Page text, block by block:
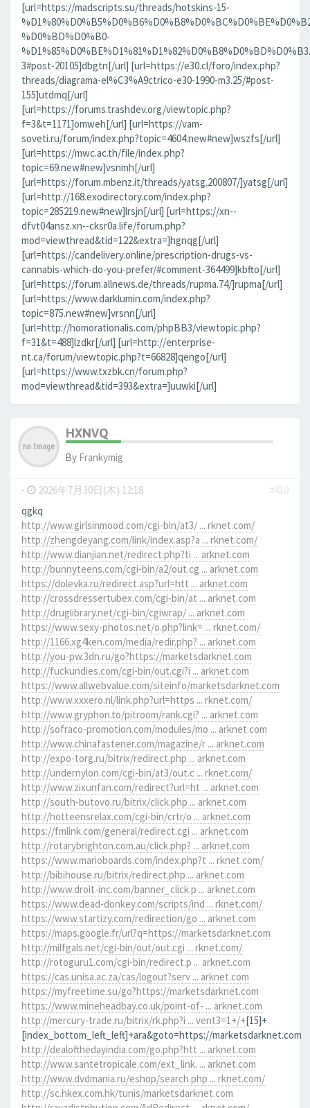
[url=https://madscripts.su/threads/hotskins-15-
%D0%BD%D0%B0-
3#post-20105]dbgtn[/url] [url=https://e30.cl/foro/index.php?
threads/diagrama-el%C3%A9ctrico-e30-1990-m3.25/#post-
155]utdmq[/url]
[url=https://forums.trashdev.org/viewtopic.php?
f=3&t=1171]omweh[/url] [url=https://vam-
soveti.ru/forum/index.php?topic=4604.new#new]wszfs[/url]
[url=https://mwc.ac.th/file/index.php?
topic=69.new#new]vsnmh[/url]
[url=https://forum.mbenz.it/threads/yatsg.200807/]yatsg[/url]
[url=http://168.exodirectory.com/index.php?
topic=285219.new#new]lrsjn[/url] [url=https://xn--
dfvt04ansz.xn--cksr0a.life/forum.php?
mod=viewthread&tid=122&extra=]hgnqg[/url]
[url=https://candelivery.online/prescription-drugs-vs-
cannabis-which-do-you-prefer/#comment-364499]kbfto[/url]
[url=https://forum.allnews.de/threads/rupma.74/]rupma[/url]
[url=https://www.darklumin.com/index.php?
topic=875.new#new]vrsnn[/url]
[url=http://homorationalis.com/phpBB3/viewtopic.php?
f=31&t=488]lzdkr[/url] [url=http://enterprise-
nt.ca/forum/viewtopic.php?t=66828]qengo[/url]
[url=https://www.txzbk.cn/forum.php?
mod=viewthread&tid=393&extra=]uuwki[/url]
HXNVQ
By Frankymig
- 2026年7月30日(木) 12:18
#410
qgkq
http://www.girlsinmood.com/cgi-bin/at3/ ... rknet.com/
http://zhengdeyang.com/link/index.asp?a ... rknet.com/
http://www.dianjian.net/redirect.php?ti ... arknet.com
http://bunnyteens.com/cgi-bin/a2/out.cg ... arknet.com
https://dolevka.ru/redirect.asp?url=htt ... arknet.com
http://crossdressertubex.com/cgi-bin/at ... arknet.com
http://druglibrary.net/cgi-bin/cgiwrap/ ... arknet.com
https://www.sexy-photos.net/o.php?link= ... rknet.com/
http://1166.xg4ken.com/media/redir.php? ... arknet.com
http://you-pw.3dn.ru/go?https://marketsdarknet.com
http://fuckundies.com/cgi-bin/out.cgi?i ... arknet.com
https://www.allwebvalue.com/siteinfo/marketsdarknet.com
http://www.xxxero.nl/link.php?url=https ... rknet.com/
http://www.gryphon.to/pitroom/rank.cgi? ... arknet.com
http://sofraco-promotion.com/modules/mo ... arknet.com
http://www.chinafastener.com/magazine/r ... arknet.com
http://expo-torg.ru/bitrix/redirect.php ... arknet.com
http://undernylon.com/cgi-bin/at3/out.c ... rknet.com/
http://www.zixunfan.com/redirect?url=ht ... arknet.com
http://south-butovo.ru/bitrix/click.php ... arknet.com
http://hotteensrelax.com/cgi-bin/crtr/o ... arknet.com
https://fmlink.com/general/redirect.cgi ... arknet.com
http://rotarybrighton.com.au/click.php? ... arknet.com
https://www.marioboards.com/index.php?t ... rknet.com/
http://bibihouse.ru/bitrix/redirect.php ... arknet.com
http://www.droit-inc.com/banner_click.p ... arknet.com
https://www.dead-donkey.com/scripts/ind ... rknet.com/
https://www.startizy.com/redirection/go ... arknet.com
https://maps.google.fr/url?q=https://marketsdarknet.com
http://milfgals.net/cgi-bin/out/out.cgi ... rknet.com/
http://rotoguru1.com/cgi-bin/redirect.p ... arknet.com
https://cas.unisa.ac.za/cas/logout?serv ... arknet.com
https://myfreetime.su/go?https://marketsdarknet.com
https://www.mineheadbay.co.uk/point-of- ... arknet.com
http://mercury-trade.ru/bitrix/rk.php?i ... vent3=1+/+[15]+
[index_bottom_left_left]+ara&goto=https://marketsdarknet.com
http://dealofthedayindia.com/go.php?htt ... arknet.com
http://www.santetropicale.com/ext_link. ... arknet.com
http://www.dvdmania.ru/eshop/search.php ... rknet.com/
http://sc.hkex.com.hk/tunis/marketsdarknet.com